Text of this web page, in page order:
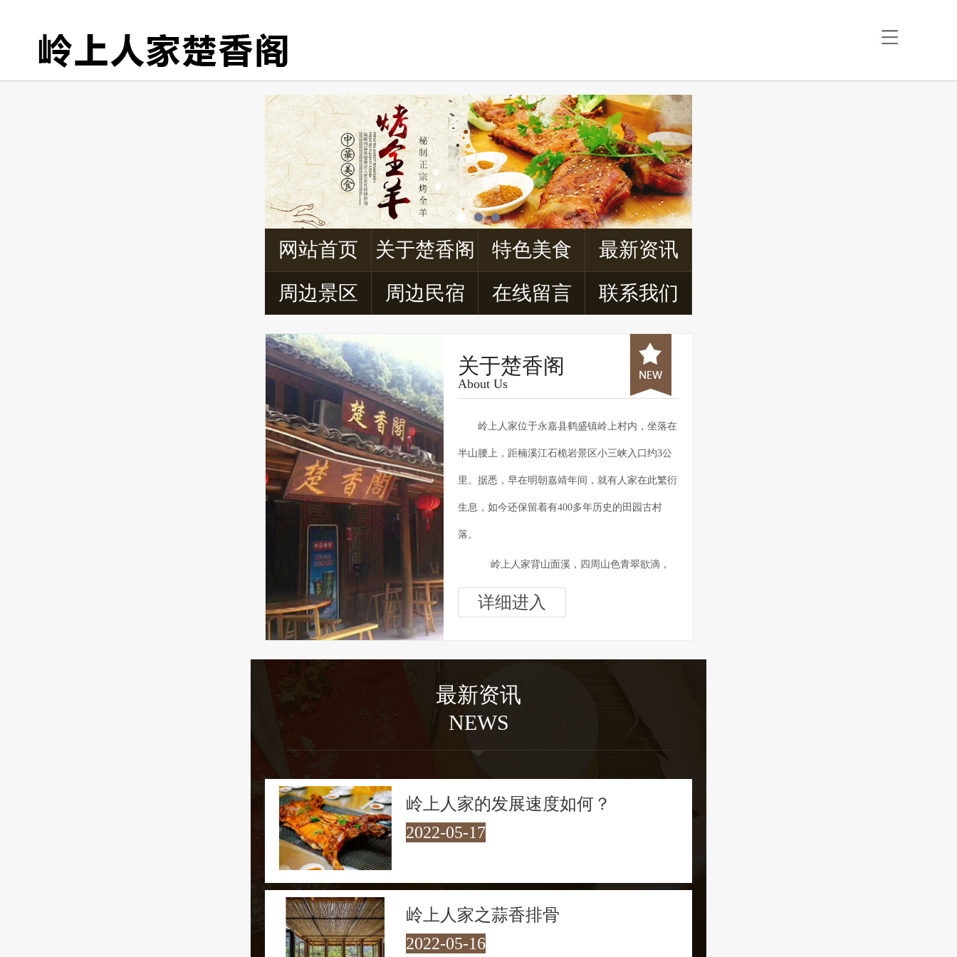
网站首页 关于楚香阁 特色美食
最新资讯
周边景区
周边民宿 在线留言 联系我们
关于楚香阁
About Us
岭上人家位于永嘉县鹤盛镇岭上村内，坐落在
半山腰上，距楠溪江石桅岩景区小三峡入口约3公
里。据悉，早在明朝嘉靖年间，就有人家在此繁衍
生息，如今还保留着有400多年历史的田园古村
落。
岭上人家背山面溪，四周山色青翠欲滴，
空气清新异常，素有“天然氧吧”之称，自然环境得
天独厚。 村内房屋外观一仍其旧，显得朴素大
走在村口30多米长的铁索桥上，游客仿佛
进入了青山绿水的怀抱，四周山色青翠欲滴，桥下
溪流潺潺而过。溪流汇聚成几十米宽的碧潭，清澈
禁地下水嬉戏。每到夜幕降临，岭上人家的夜景也
是一绝，让人流连忘返！
详细进入
最新资讯
NEWS
岭上人家的发展速度如何？
2022-05-17
岭上人家之蒜香排骨
2022-05-16